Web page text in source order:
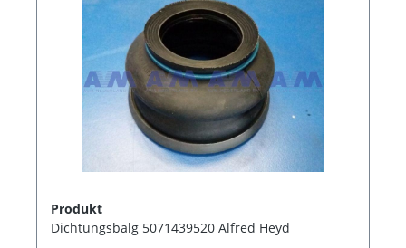
Produkt
Dichtungsbalg 5071439520 Alfred Heyd